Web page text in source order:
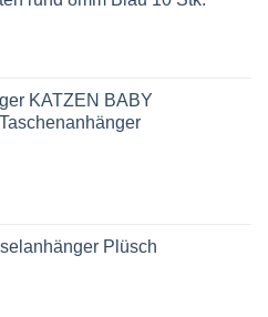
KATZEN BABY
Plüsch